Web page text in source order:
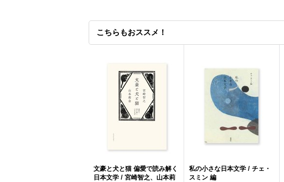
こちらもおススメ！
文豪と犬と猫 偏愛で読み解く
日本文学 / 宮崎智之、山本莉
私の小さな日本文学 / チェ・
スミン 編